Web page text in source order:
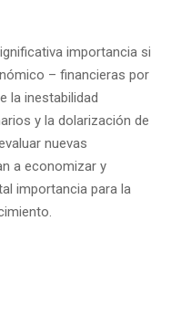
importancia si
– financieras por
la inestabilidad
y la dolarización de
nuevas
a economizar y
importancia para la